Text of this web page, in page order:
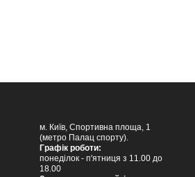
м. Київ, Спортивна площа, 1
(метро Палац спорту).
Графік роботи:
понеділок - п'ятниця з 11.00 до
18.00